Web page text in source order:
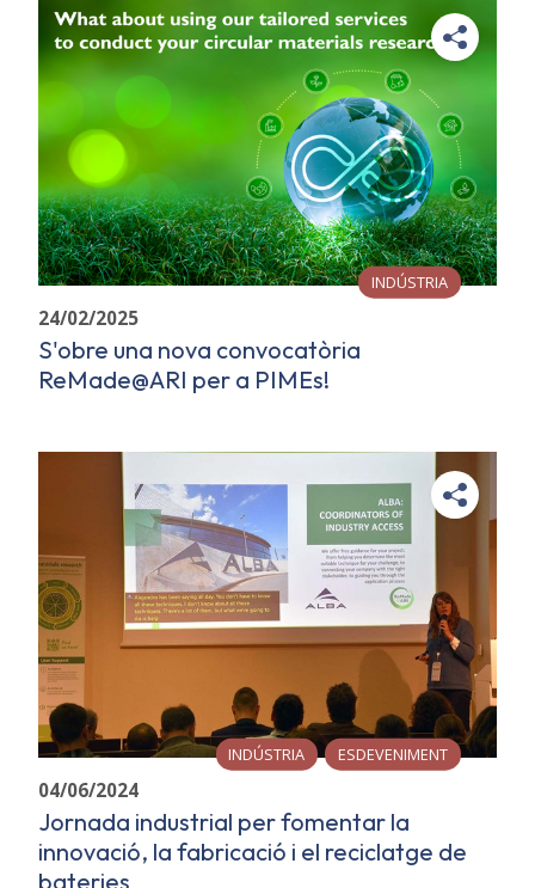
INDÚSTRIA
24/02/2025
S'obre una nova convocatòria
ReMade@ARI per a PIMEs!
INDÚSTRIA ESDEVENIMENT
04/06/2024
Jornada industrial per fomentar la
innovació, la fabricació i el reciclatge de
bateries